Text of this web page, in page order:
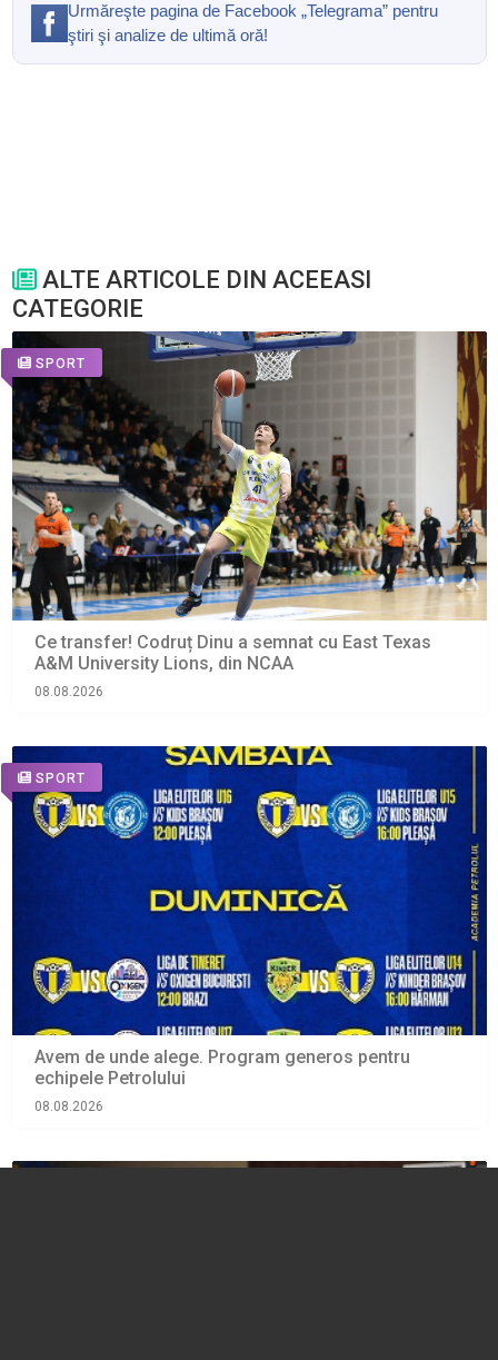
Urmăreşte pagina de Facebook „Telegrama” pentru
ştiri şi analize de ultimă oră!
ALTE ARTICOLE DIN ACEEASI
CATEGORIE
SPORT
Ce transfer! Codruț Dinu a semnat cu East Texas
A&M University Lions, din NCAA
08.08.2026
SPORT
Avem de unde alege. Program generos pentru
echipele Petrolului
08.08.2026